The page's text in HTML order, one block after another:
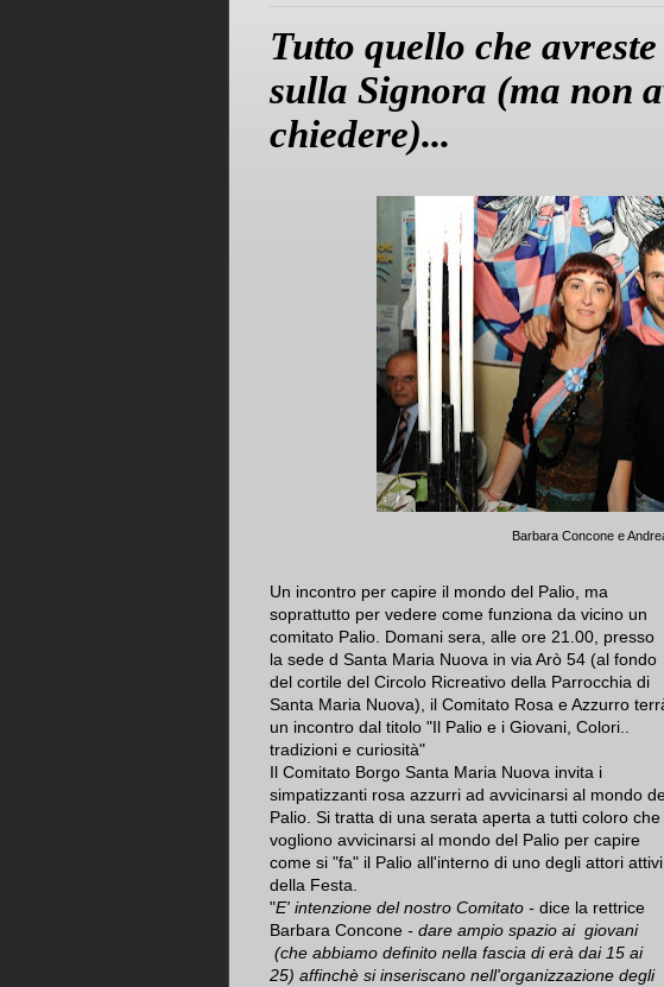
Tutto quello che
sulla Signora (ma non
chiedere)...
Barbara Concone e
Un incontro per capire il mondo del Palio, ma
soprattutto per vedere come funziona da vicino un
comitato Palio. Domani sera, alle ore 21.00, presso
la sede d Santa Maria Nuova in via Arò 54 (al fondo
del cortile del Circolo Ricreativo della Parrocchia di
Santa Maria Nuova), il Comitato Rosa e Azzurro
un incontro dal titolo "Il Palio e i Giovani, Colori..
tradizioni e curiosità"
Il Comitato Borgo Santa Maria Nuova invita i
simpatizzanti rosa azzurri ad avvicinarsi al mondo
Palio. Si tratta di una serata aperta a tutti coloro che
vogliono avvicinarsi al mondo del Palio per capire
come si "fa" il Palio all'interno di uno degli attori attivi
della Festa.
"E' intenzione del nostro Comitato - dice la rettrice
Barbara Concone - dare ampio spazio ai giovani
(che abbiamo definito nella fascia di erà dai 15 ai
25) affinchè si inseriscano nell'organizzazione degli